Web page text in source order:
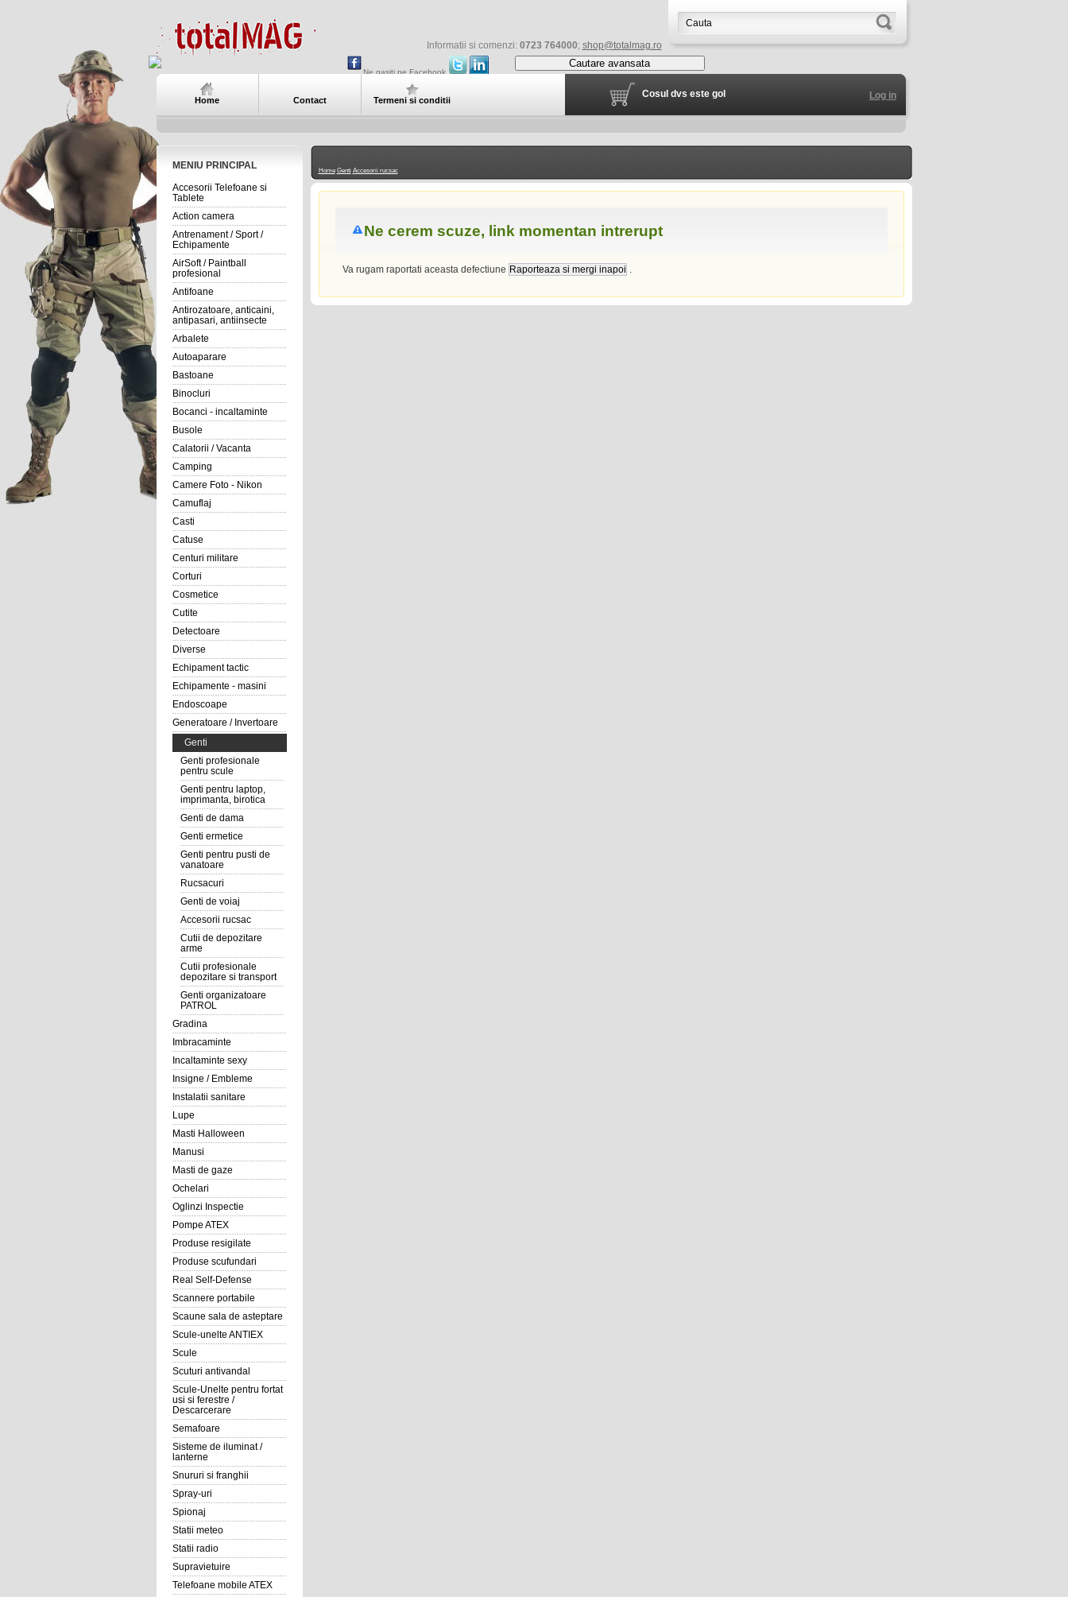
Informatii si comenzi: 0723 764000; shop@totalmag.ro
Ne gasiti pe Facebook
Cautare avansata
Home Contact Termeni si conditii Log in
Cosul dvs este gol
MENIU PRINCIPAL
Accesorii Telefoane si
Tablete
Action camera
Antrenament / Sport /
Echipamente
AirSoft / Paintball
profesional
Antifoane
Antirozatoare, anticaini,
antipasari, antiinsecte
Arbalete
Autoaparare
Bastoane
Binocluri
Bocanci - incaltaminte
Busole
Calatorii / Vacanta
Camping
Camere Foto - Nikon
Camuflaj
Casti
Catuse
Centuri militare
Corturi
Cosmetice
Cutite
Detectoare
Diverse
Echipament tactic
Echipamente - masini
Endoscoape
Generatoare / Invertoare
Genti
Genti profesionale
pentru scule
Genti pentru laptop,
imprimanta, birotica
Genti de dama
Genti ermetice
Genti pentru pusti de
vanatoare
Rucsacuri
Genti de voiaj
Accesorii rucsac
Cutii de depozitare
arme
Cutii profesionale
depozitare si transport
Genti organizatoare
PATROL
Gradina
Imbracaminte
Incaltaminte sexy
Insigne / Embleme
Instalatii sanitare
Lupe
Masti Halloween
Manusi
Masti de gaze
Ochelari
Oglinzi Inspectie
Pompe ATEX
Produse resigilate
Produse scufundari
Real Self-Defense
Scannere portabile
Scaune sala de asteptare
Scule-unelte ANTIEX
Scule
Scuturi antivandal
Scule-Unelte pentru fortat
usi si ferestre /
Descarcerare
Semafoare
Sisteme de iluminat /
lanterne
Snururi si franghii
Spray-uri
Spionaj
Statii meteo
Statii radio
Supravietuire
Telefoane mobile ATEX
Home Genti Accesorii rucsac
Ne cerem scuze, link momentan intrerupt
Va rugam raportati aceasta defectiune .